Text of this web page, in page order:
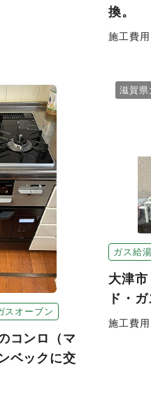
換。
施工費用
スオーブン
コンロ（マ
ベックに交
ガス給
滋賀県
大津
ド・
施工費用